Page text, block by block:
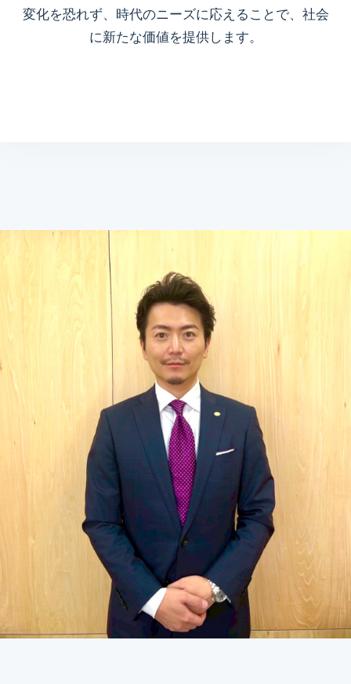
変化を恐れず、時代のニーズに応えることで、社会
に新たな価値を提供します。